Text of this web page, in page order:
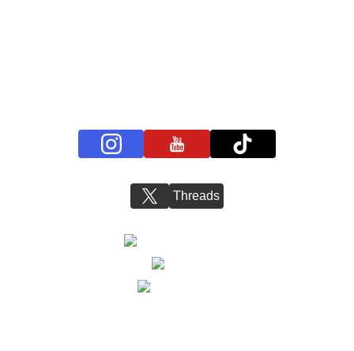
Threads